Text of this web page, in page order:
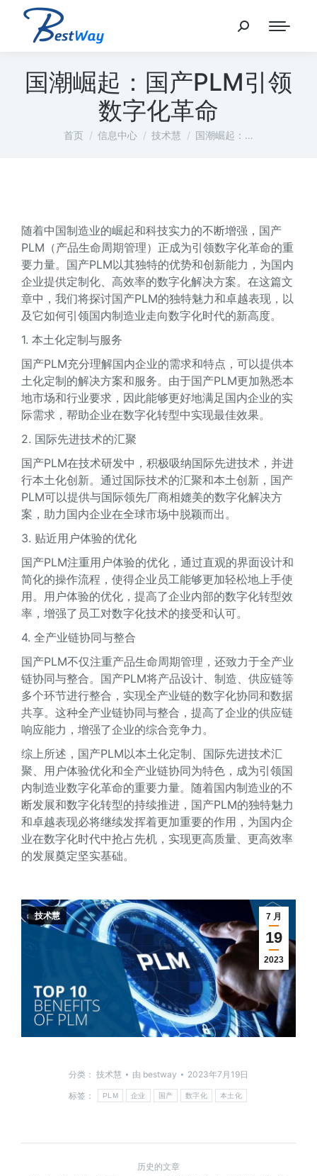
国潮崛起：国产PLM引领
数字化革命
您在这里：
首页 信息中心 技术慧 国潮崛起：…
随着中国制造业的崛起和科技实力的不断增强，国产
PLM（产品生命周期管理）正成为引领数字化革命的重
要力量。国产PLM以其独特的优势和创新能力，为国内
企业提供定制化、高效率的数字化解决方案。在这篇文
章中，我们将探讨国产PLM的独特魅力和卓越表现，以
及它如何引领国内制造业走向数字化时代的新高度。
1. 本土化定制与服务
国产PLM充分理解国内企业的需求和特点，可以提供本
土化定制的解决方案和服务。由于国产PLM更加熟悉本
地市场和行业要求，因此能够更好地满足国内企业的实
际需求，帮助企业在数字化转型中实现最佳效果。
2. 国际先进技术的汇聚
国产PLM在技术研发中，积极吸纳国际先进技术，并进
行本土化创新。通过国际技术的汇聚和本土创新，国产
PLM可以提供与国际领先厂商相媲美的数字化解决方
案，助力国内企业在全球市场中脱颖而出。
3. 贴近用户体验的优化
国产PLM注重用户体验的优化，通过直观的界面设计和
简化的操作流程，使得企业员工能够更加轻松地上手使
用。用户体验的优化，提高了企业内部的数字化转型效
率，增强了员工对数字化技术的接受和认可。
4. 全产业链协同与整合
国产PLM不仅注重产品生命周期管理，还致力于全产业
链协同与整合。国产PLM将产品设计、制造、供应链等
多个环节进行整合，实现全产业链的数字化协同和数据
共享。这种全产业链协同与整合，提高了企业的供应链
响应能力，增强了企业的综合竞争力。
综上所述，国产PLM以本土化定制、国际先进技术汇
聚、用户体验优化和全产业链协同为特色，成为引领国
内制造业数字化革命的重要力量。随着国内制造业的不
断发展和数字化转型的持续推进，国产PLM的独特魅力
和卓越表现必将继续发挥着更加重要的作用，为国内企
业在数字化时代中抢占先机，实现更高质量、更高效率
的发展奠定坚实基础。
7 月
19
2023
技术慧
分类： 技术慧 由 bestway
2023年7月19日
标签：
PLM 企业 国产 数字化 本土化
历史的文章